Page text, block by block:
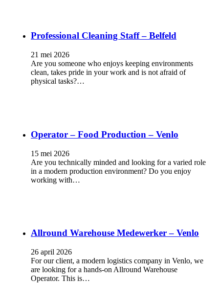
Professional Cleaning Staff – Belfeld
21 mei 2026
Are you someone who enjoys keeping environments
clean, takes pride in your work and is not afraid of
physical tasks?…
Operator – Food Production – Venlo
15 mei 2026
Are you technically minded and looking for a varied role
in a modern production environment? Do you enjoy
working with…
Allround Warehouse Medewerker – Venlo
26 april 2026
For our client, a modern logistics company in Venlo, we
are looking for a hands-on Allround Warehouse
Operator. This is…